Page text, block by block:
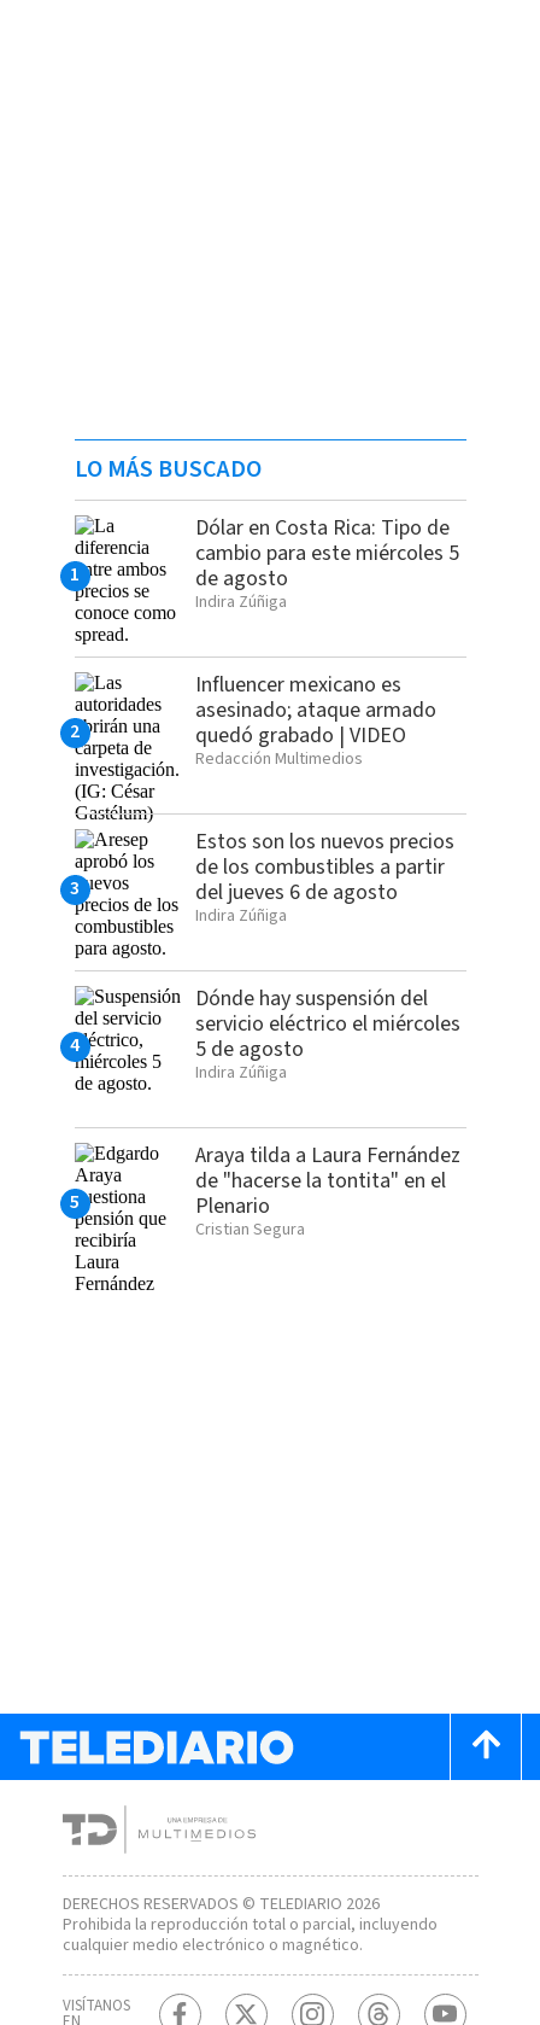
LO MÁS BUSCADO
Dólar en Costa Rica: Tipo de
cambio para este miércoles 5
de agosto
Indira Zúñiga
Influencer mexicano es
asesinado; ataque armado
quedó grabado | VIDEO
Redacción Multimedios
Estos son los nuevos precios
de los combustibles a partir
del jueves 6 de agosto
Indira Zúñiga
Dónde hay suspensión del
servicio eléctrico el miércoles
5 de agosto
Indira Zúñiga
Araya tilda a Laura Fernández
de "hacerse la tontita" en el
Plenario
Cristian Segura
DERECHOS RESERVADOS © TELEDIARIO 2026
Prohibida la reproducción total o parcial, incluyendo
cualquier medio electrónico o magnético.
VISÍTANOS